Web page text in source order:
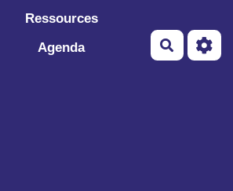
Ressources
Agenda